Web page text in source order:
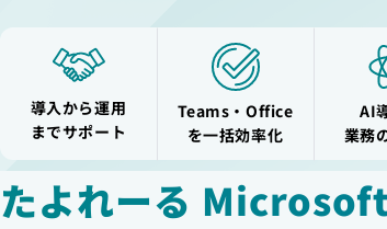
導入から運用
までサポート
Teams・ Office
を一括効率化
AI
業務
たよれーる